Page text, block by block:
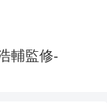
輔監修-